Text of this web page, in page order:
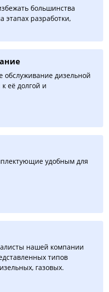
большинства
этапах разработки,
обслуживание дизельной
её долгой и
удобным для
нашей компании
типов
газовых.